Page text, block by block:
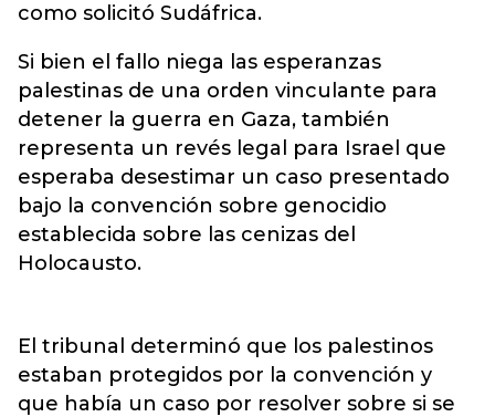
como solicitó Sudáfrica.
Si bien el fallo niega las esperanzas
palestinas de una orden vinculante para
detener la guerra en Gaza, también
representa un revés legal para Israel que
esperaba desestimar un caso presentado
bajo la convención sobre genocidio
establecida sobre las cenizas del
Holocausto.
El tribunal determinó que los palestinos
estaban protegidos por la convención y
que había un caso por resolver sobre si se